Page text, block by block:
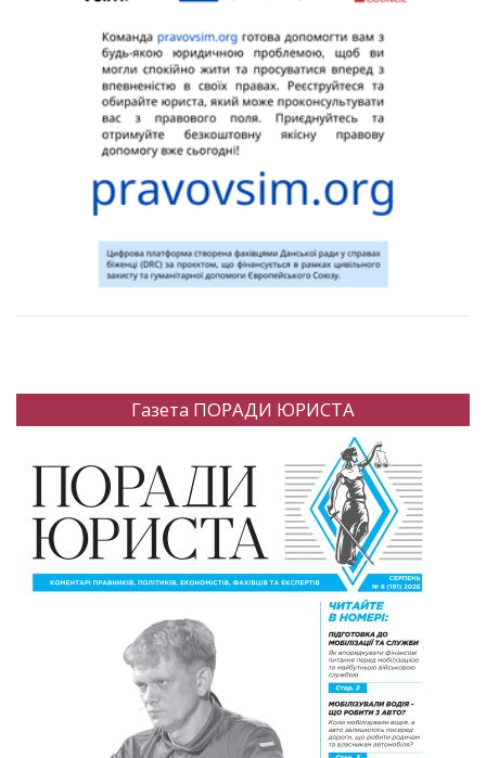
Газета ПОРАДИ ЮРИСТА